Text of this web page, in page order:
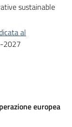
sustainable
al
2027
europea